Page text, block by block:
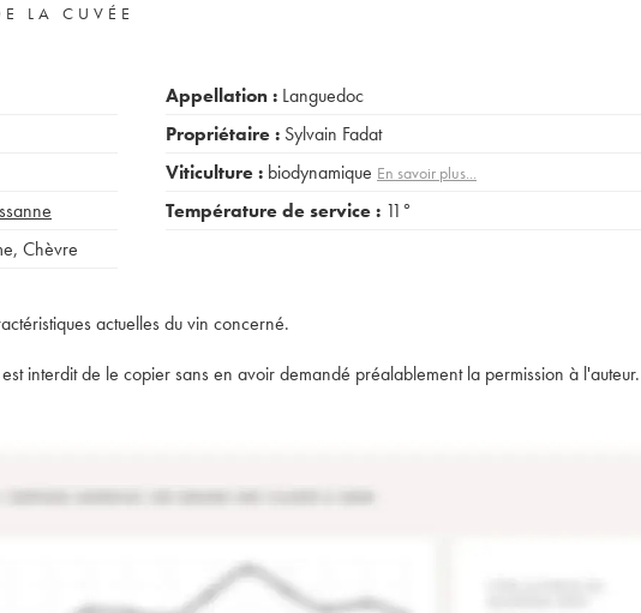
LA CUVÉE
, Chèvre
Appellation : Languedoc
Propriétaire : Sylvain Fadat
Viticulture : biodynamique En savoir plus...
Température de service : 11°
actuelles du vin concerné.
interdit de le copier sans en avoir demandé préalablement la permission à l'auteur.